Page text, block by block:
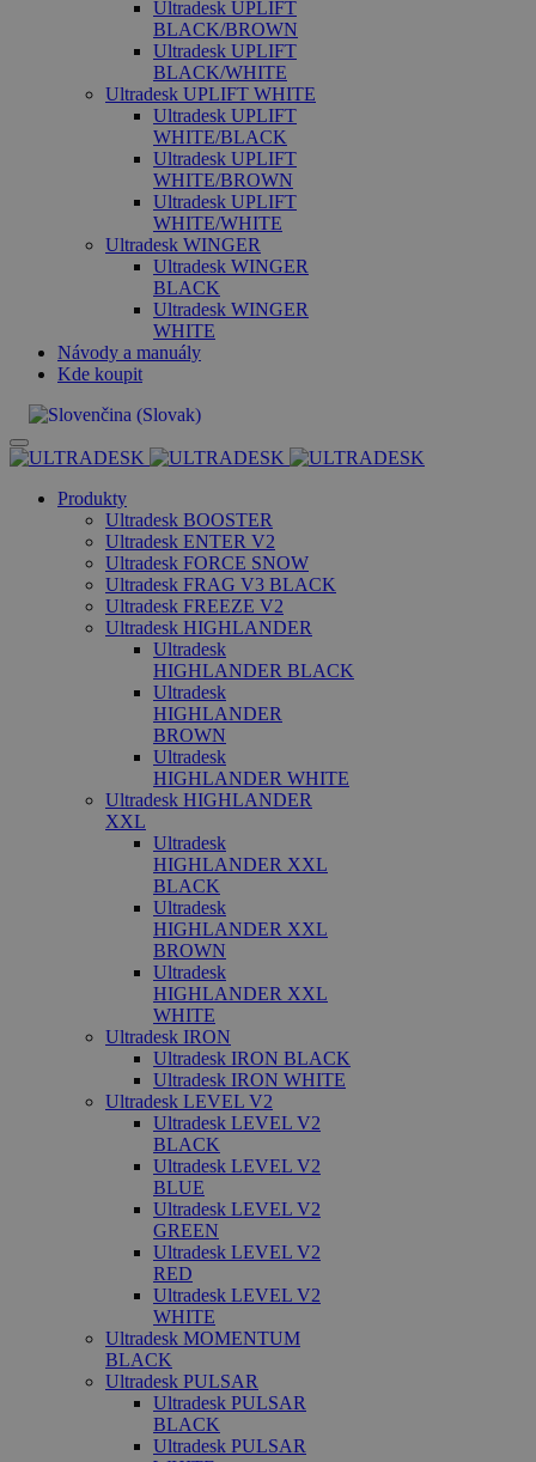
Ultradesk UPLIFT
BLACK/BROWN
Ultradesk UPLIFT
BLACK/WHITE
Ultradesk UPLIFT WHITE
Ultradesk UPLIFT
WHITE/BLACK
Ultradesk UPLIFT
WHITE/BROWN
Ultradesk UPLIFT
WHITE/WHITE
Ultradesk WINGER
Ultradesk WINGER
BLACK
Ultradesk WINGER
WHITE
Návody a manuály
Kde koupit
Produkty
Ultradesk BOOSTER
Ultradesk ENTER V2
Ultradesk FORCE SNOW
Ultradesk FRAG V3 BLACK
Ultradesk FREEZE V2
Ultradesk HIGHLANDER
Ultradesk
HIGHLANDER BLACK
Ultradesk
HIGHLANDER
BROWN
Ultradesk
HIGHLANDER WHITE
Ultradesk HIGHLANDER
XXL
Ultradesk
HIGHLANDER XXL
BLACK
Ultradesk
HIGHLANDER XXL
BROWN
Ultradesk
HIGHLANDER XXL
WHITE
Ultradesk IRON
Ultradesk IRON BLACK
Ultradesk IRON WHITE
Ultradesk LEVEL V2
Ultradesk LEVEL V2
BLACK
Ultradesk LEVEL V2
BLUE
Ultradesk LEVEL V2
GREEN
Ultradesk LEVEL V2
RED
Ultradesk LEVEL V2
WHITE
Ultradesk MOMENTUM
BLACK
Ultradesk PULSAR
Ultradesk PULSAR
BLACK
Ultradesk PULSAR